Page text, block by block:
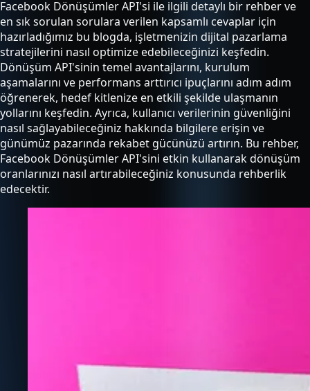
Facebook Dönüşümler API'si ile ilgili detaylı bir rehber ve
en sık sorulan sorulara verilen kapsamlı cevaplar için
hazırladığımız bu blogda, işletmenizin dijital pazarlama
stratejilerini nasıl optimize edebileceğinizi keşfedin.
Dönüşüm API'sinin temel avantajlarını, kurulum
aşamalarını ve performans arttırıcı ipuçlarını adım adım
öğrenerek, hedef kitlenize en etkili şekilde ulaşmanın
yollarını keşfedin. Ayrıca, kullanıcı verilerinin güvenliğini
nasıl sağlayabileceğiniz hakkında bilgilere erişin ve
günümüz pazarında rekabet gücünüzü artırın. Bu rehber,
Facebook Dönüşümler API'sini etkin kullanarak dönüşüm
oranlarınızı nasıl artırabileceğiniz konusunda rehberlik
edecektir.